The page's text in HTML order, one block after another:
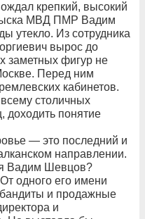
крепкий, высокий
МВД ПМР Вадим
утекло. Из сотрудника
вырос до
заметных фигур не
Перед ним
кабинетов.
столичных
доходить понятие
— это последний и
направлении.
Вадим Шевцов?
одного его имени
бандиты и продажные
и